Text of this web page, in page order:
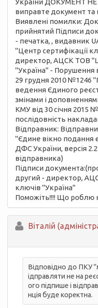
України ДОКУМЕНТ НЕ
виправте документ та
Виявлені помилки:
прийнятий Підписи
- печатка, , видавник
"Центр сертифікації
директор, АЦСК ТОВ
"Україна" - Порушення
29 грудня 2010 №1246
ведення Єдиного
змінами і
КМУ від 30 січня 2015
послідовність
Відправник:
"Єдине вікно подання
ДФС України, версія
відправника)
Підписи
другий - директор,
ключів "Україна"
Поможіть!!!! Що роблю
Вiталій
Відповідно до ПКУ
ідправляти не на
ого підпише і
нція буде коректна.